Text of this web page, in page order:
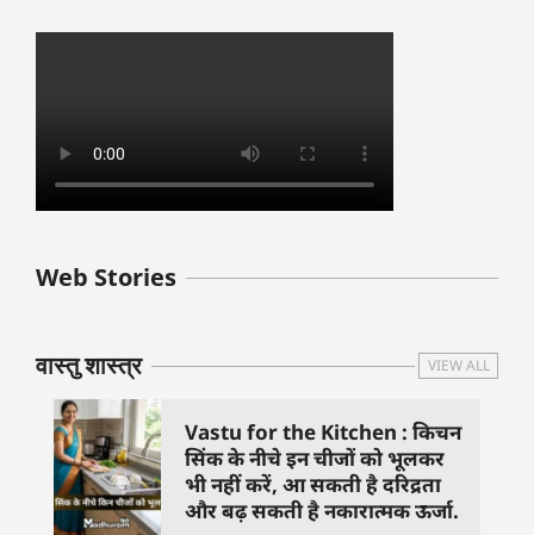
Web Stories
बुधवार के उपाय :
जिनसे हो गणेश जी
वास्तु शास्त्र VIEW ALL
Vastu for the Kitchen : किचन
सिंक के नीचे इन चीजों को भूलकर
भी नहीं करें, आ सकती है दरिद्रता
और बढ़ सकती है नकारात्मक ऊर्जा.